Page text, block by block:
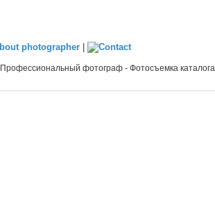
|
Профессиональный фотограф - Фотосъемка каталога